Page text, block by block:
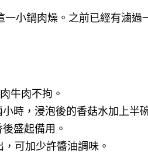
一小鍋肉燥。之前已經有滷
牛肉不拘。
時，浸泡後的香菇水加上半
盛起備用。
可加少許醬油調味。